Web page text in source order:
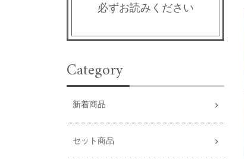
必ずお読みください
Category
新着商品
セット商品